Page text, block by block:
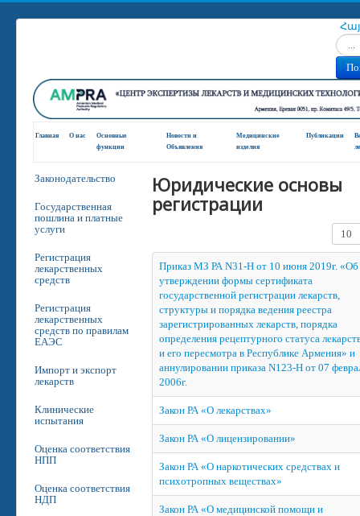
Главная О нас
Основные
функции
Новости и
Oбъявления
Медицинские
изделия
Публикации
Законодательство
Государственная
пошлина и платные
услуги
Регистрация
лекарственных
средств
Регистрация
лекарственных
средств по правилам
ЕАЭС
Импорт и экспорт
лекарств
Клинические
испытания
Оценка соответствия
НПП
Оценка соответствия
НДП
Юридические основы
регистрации
Кол-
Приказ МЗ РА N31-Н от 10 июня 2019г. «Об
утверждении формы сертификата
государственной регистрации лекарств,
структуры и порядка ведения реестра
зарегистрированных лекарств, порядка
определения рецептурного статуса
и его пересмотра в Республике Армения» и
аннулировании приказа N123-Н от 07
2006г.
Закон РА «О лекарствах»
Закон РА «О лицензировании»
Закон РА «О наркотических средствах и
психотропных веществах»
Закон РА «О медицинской помощи и